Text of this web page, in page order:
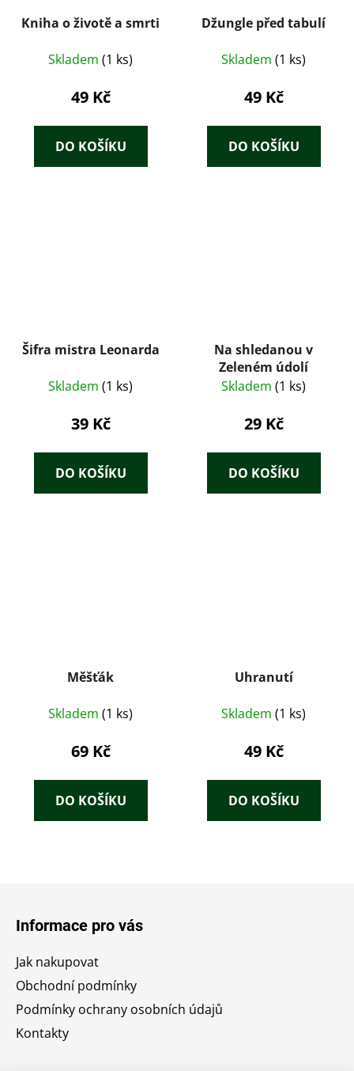
Kniha o životě a smrti
Skladem (1 ks)
49 Kč
DO KOŠÍKU
Džungle před tabulí
Skladem (1 ks)
49 Kč
DO KOŠÍKU
Šifra mistra Leonarda
Skladem (1 ks)
39 Kč
DO KOŠÍKU
Na shledanou v
Zeleném údolí
Skladem (1 ks)
29 Kč
DO KOŠÍKU
Měšťák
Skladem (1 ks)
69 Kč
DO KOŠÍKU
Uhranutí
Skladem (1 ks)
49 Kč
DO KOŠÍKU
Informace pro vás
Jak nakupovat
Obchodní podmínky
Podmínky ochrany osobních údajů
Kontakty